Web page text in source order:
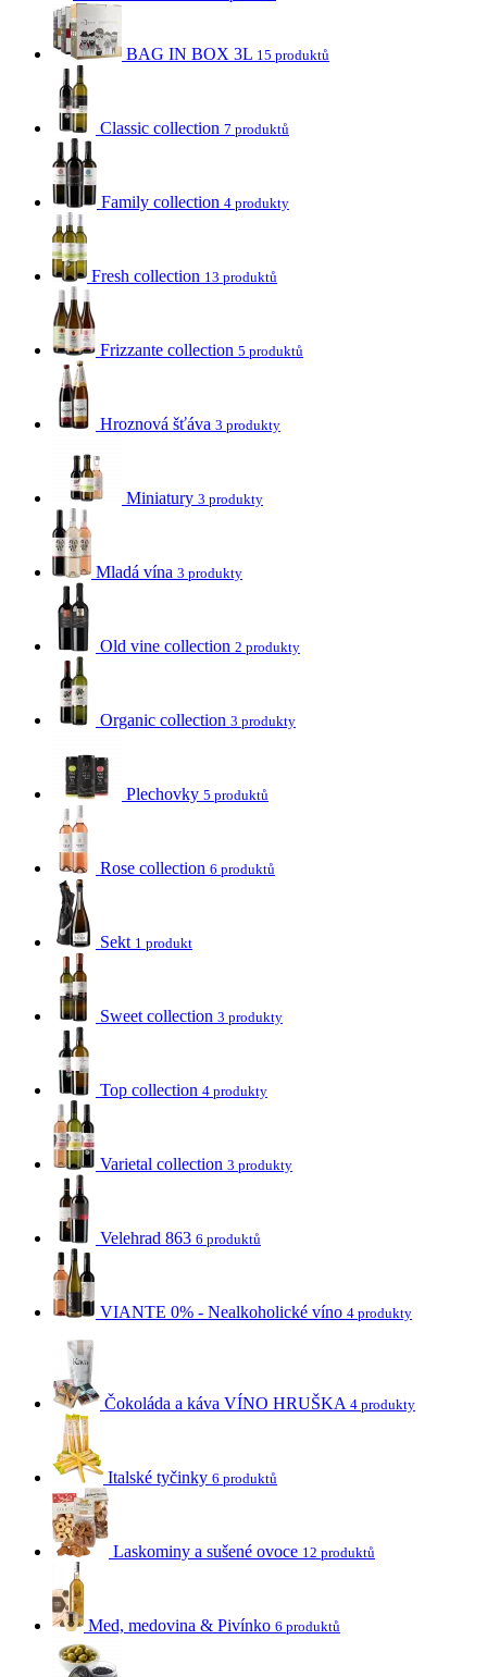
BAG IN BOX 3L 15 produktů
Classic collection 7 produktů
Family collection 4 produkty
Fresh collection 13 produktů
Frizzante collection 5 produktů
Hroznová šťáva 3 produkty
Miniatury 3 produkty
Mladá vína 3 produkty
Old vine collection 2 produkty
Organic collection 3 produkty
Plechovky 5 produktů
Rose collection 6 produktů
Sekt 1 produkt
Sweet collection 3 produkty
Top collection 4 produkty
Varietal collection 3 produkty
Velehrad 863 6 produktů
VIANTE 0% - Nealkoholické víno 4 produkty
Čokoláda a káva VÍNO HRUŠKA 4 produkty
Italské tyčinky 6 produktů
Laskominy a sušené ovoce 12 produktů
Med, medovina & Pivínko 6 produktů